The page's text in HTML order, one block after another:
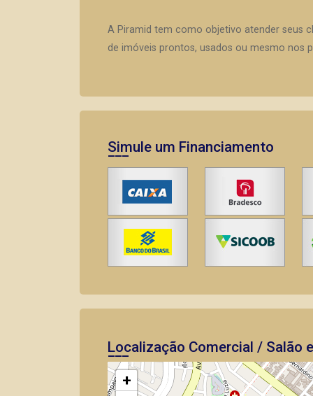
A Piramid tem como objetivo atender seus
de imóveis prontos, usados ou mesmo nos
Simule um Financiamento
Localização Comercial / Salão
+